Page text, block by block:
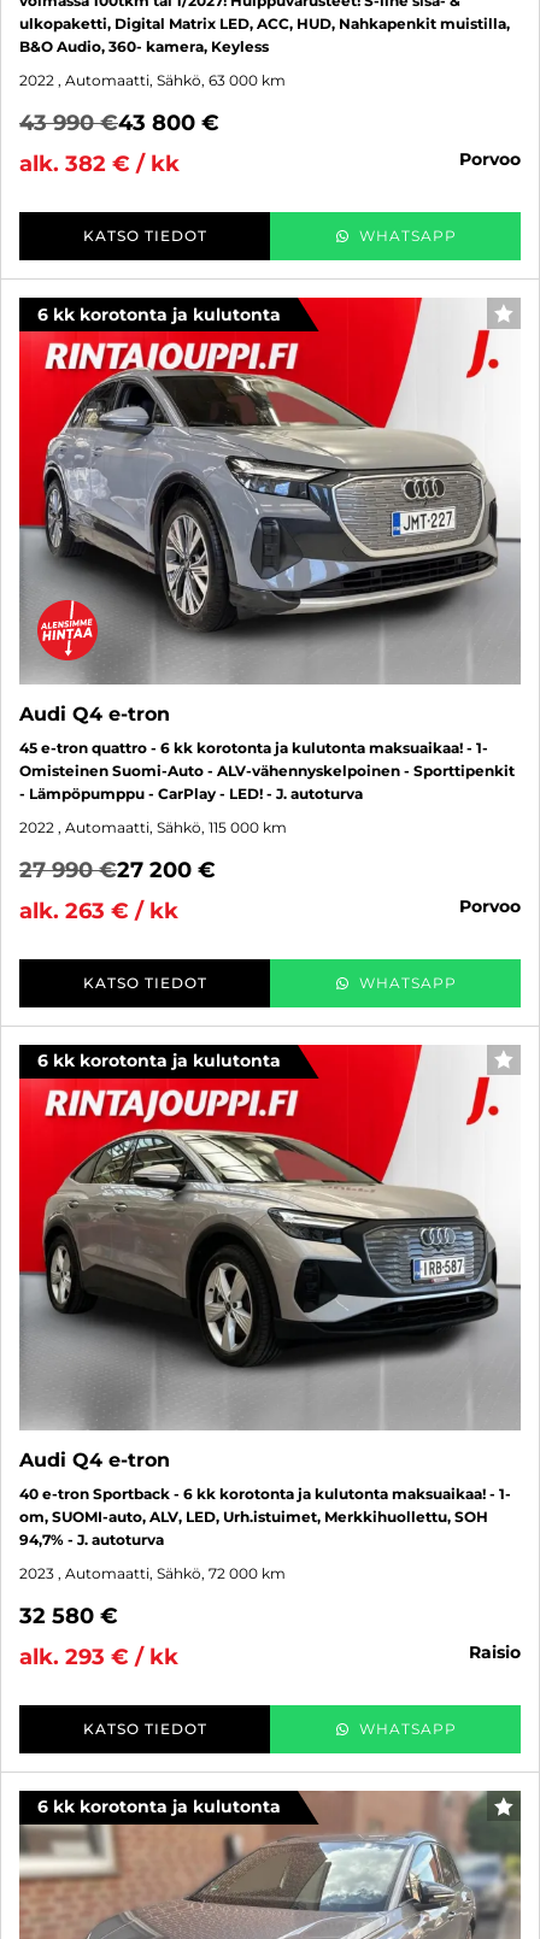
ulkopaketti, Digital Matrix LED, ACC, HUD, Nahkapenkit muistilla,
B&O Audio, 360- kamera, Keyless
2022 , Automaatti, Sähkö, 63 000 km
43 990 €43 800 €
alk. 382 € / kk
porvoo
KATSO TIEDOT WHATSAPP
6 kk korotonta ja kulutonta
Audi Q4 e-tron
45 e-tron quattro - 6 kk korotonta ja kulutonta maksuaikaa! - 1-
Omisteinen Suomi-Auto - ALV-vähennyskelpoinen - Sporttipenkit
- Lämpöpumppu - CarPlay - LED! - J. autoturva
2022 , Automaatti, Sähkö, 115 000 km
27 990 €27 200 €
alk. 263 € / kk
porvoo
KATSO TIEDOT WHATSAPP
6 kk korotonta ja kulutonta
Audi Q4 e-tron
40 e-tron Sportback - 6 kk korotonta ja kulutonta maksuaikaa! - 1-
om, SUOMI-auto, ALV, LED, Urh.istuimet, Merkkihuollettu, SOH
94,7% - J. autoturva
2023 , Automaatti, Sähkö, 72 000 km
32 580 €
alk. 293 € / kk
raisio
KATSO TIEDOT WHATSAPP
6 kk korotonta ja kulutonta